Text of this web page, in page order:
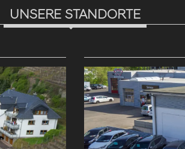
UNSERE STANDORTE